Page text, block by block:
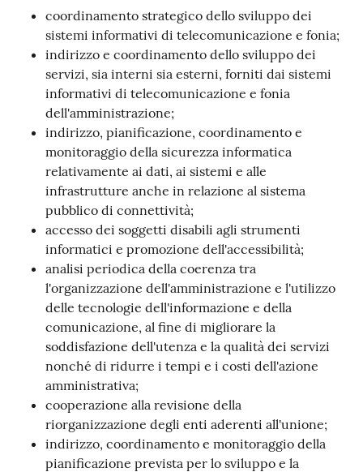
Seguicicoordinamento strategico dello sviluppo dei
sistemi informativi di telecomunicazione e fonia;
indirizzo e coordinamento dello sviluppo dei
servizi, sia interni sia esterni, forniti dai sistemi
informativi di telecomunicazione e fonia
dell'amministrazione;
indirizzo, pianificazione, coordinamento e
monitoraggio della sicurezza informatica
relativamente ai dati, ai sistemi e alle
infrastrutture anche in relazione al sistema
pubblico di connettività;
accesso dei soggetti disabili agli strumenti
informatici e promozione dell'accessibilità;
analisi periodica della coerenza tra
l'organizzazione dell'amministrazione e l'utilizzo
delle tecnologie dell'informazione e della
comunicazione, al fine di migliorare la
soddisfazione dell'utenza e la qualità dei servizi
nonché di ridurre i tempi e i costi dell'azione
amministrativa;
cooperazione alla revisione della
riorganizzazione degli enti aderenti all'unione;
indirizzo, coordinamento e monitoraggio della
pianificazione prevista per lo sviluppo e la